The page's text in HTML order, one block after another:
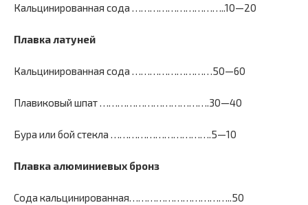
Кальцинированная сода …………………………..10—20
Плавка латуней
Кальцинированная сода ………………………50—60
Плавиковый шпат ……………………………….30—40
Бура или бой стекла …………………………….5—10
Плавка алюминиевых бронз
Сода кальцинированная……………………………..50